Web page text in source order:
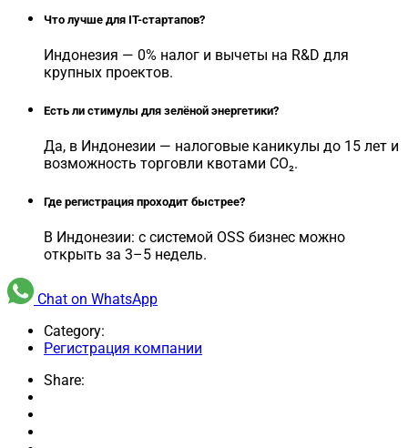
Что лучше для IT-стартапов?
Индонезия — 0% налог и вычеты на R&D для
крупных проектов.
Есть ли стимулы для зелёной энергетики?
Да, в Индонезии — налоговые каникулы до 15 лет и
возможность торговли квотами CO₂.
Где регистрация проходит быстрее?
В Индонезии: с системой OSS бизнес можно
открыть за 3–5 недель.
Chat on WhatsApp
Category:
Регистрация компании
Share: